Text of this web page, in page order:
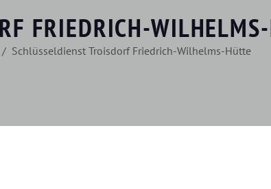
FRIEDRICH-
Schlüsseldienst Troisdorf Friedrich-Wilhelms-Hütte